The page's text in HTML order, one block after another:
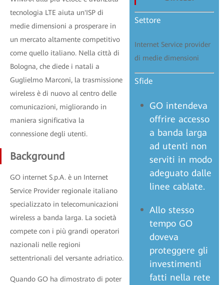
Settore
Internet Service provider
di medie dimensioni
Sfide
GO intendeva
offrire accesso
a banda larga
ad utenti non
serviti in modo
adeguato dalle
linee cablate.
Allo stesso
tempo GO
doveva
proteggere gli
investimenti
fatti nella rete
tecnologia LTE aiuta un'ISP di
medie dimensioni a prosperare in
un mercato altamente competitivo
come quello italiano. Nella città di
Bologna, che diede i natali a
Guglielmo Marconi, la trasmissione
wireless è di nuovo al centro delle
comunicazioni, migliorando in
maniera significativa la
connessione degli utenti.
Background
GO internet S.p.A. è un Internet
Service Provider regionale italiano
specializzato in telecomunicazioni
wireless a banda larga. La società
compete con i più grandi operatori
nazionali nelle regioni
settentrionali del versante adriatico.
Quando GO ha dimostrato di poter